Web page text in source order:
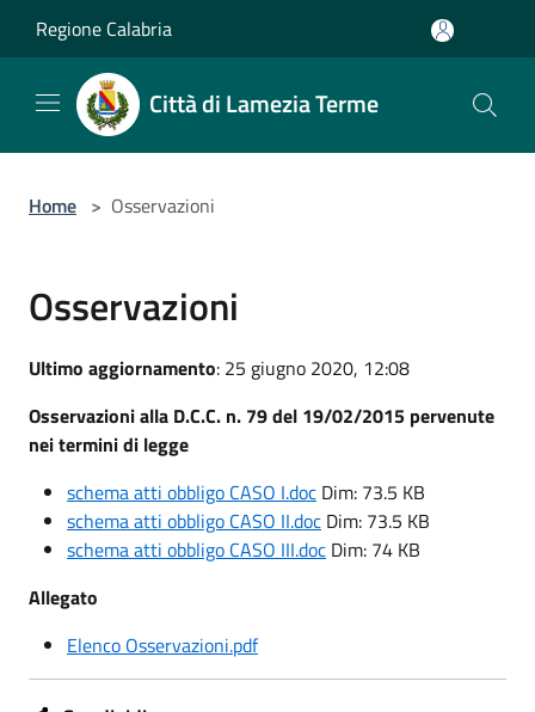
Regione Calabria
Città di Lamezia Terme
Home > Osservazioni
Osservazioni
Ultimo aggiornamento: 25 giugno 2020, 12:08
Osservazioni alla D.C.C. n. 79 del 19/02/2015 pervenute
nei termini di legge
schema atti obbligo CASO I.doc Dim: 73.5 KB
schema atti obbligo CASO II.doc Dim: 73.5 KB
schema atti obbligo CASO III.doc Dim: 74 KB
Allegato
Elenco Osservazioni.pdf